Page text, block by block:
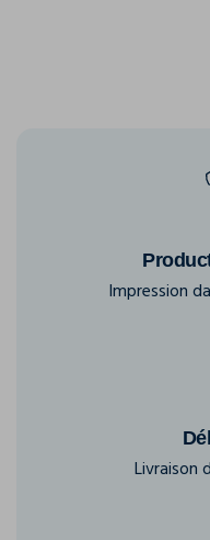
Impression
Livraison